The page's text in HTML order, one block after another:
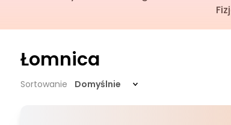
Łomnica
Sortowanie Domyślnie